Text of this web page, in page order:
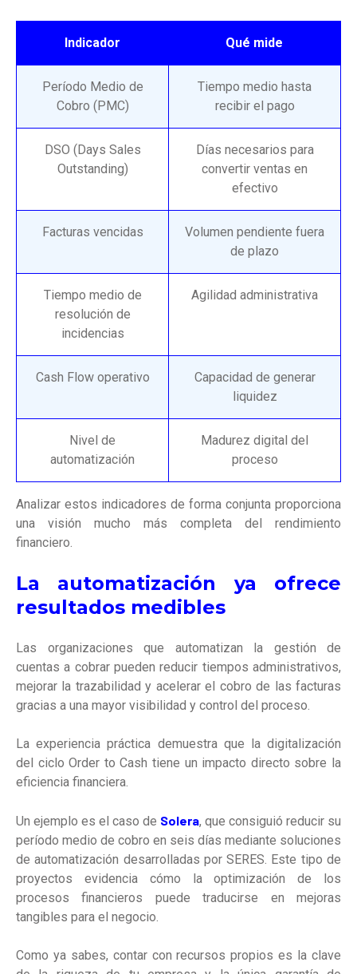
Indicador Qué mide
Período Medio de
Cobro (PMC)
Tiempo medio hasta
recibir el pago
DSO (Days Sales
Outstanding)
Días necesarios para
convertir ventas en
efectivo
Facturas vencidas
Volumen pendiente fuera
de plazo
Tiempo medio de
resolución de
incidencias
Agilidad administrativa
Cash Flow operativo
Capacidad de generar
liquidez
Nivel de
automatización
Madurez digital del
proceso
Analizar estos indicadores de forma conjunta proporciona
una visión mucho más completa del rendimiento
financiero.
La automatización ya ofrece
resultados medibles
Las organizaciones que automatizan la gestión de
cuentas a cobrar pueden reducir tiempos administrativos,
mejorar la trazabilidad y acelerar el cobro de las facturas
gracias a una mayor visibilidad y control del proceso.
La experiencia práctica demuestra que la digitalización
del ciclo Order to Cash tiene un impacto directo sobre la
eficiencia financiera.
Un ejemplo es el caso de Solera, que consiguió reducir su
período medio de cobro en seis días mediante soluciones
de automatización desarrolladas por SERES. Este tipo de
proyectos evidencia cómo la optimización de los
procesos financieros puede traducirse en mejoras
tangibles para el negocio.
Como ya sabes, contar con recursos propios es la clave